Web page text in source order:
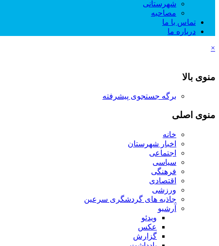
شهرستانی
مصاحبه
تماس با ما
درباره ما
×
منوی بالا
برگه جستجوی پیشرفته
منوی اصلی
خانه
اخبار شهرستان
اجتماعی
سیاسی
فرهنگی
اقتصادی
ورزشی
جاذبه های گردشگری سرعین
آرشیو
ویدئو
عکس
گزارش